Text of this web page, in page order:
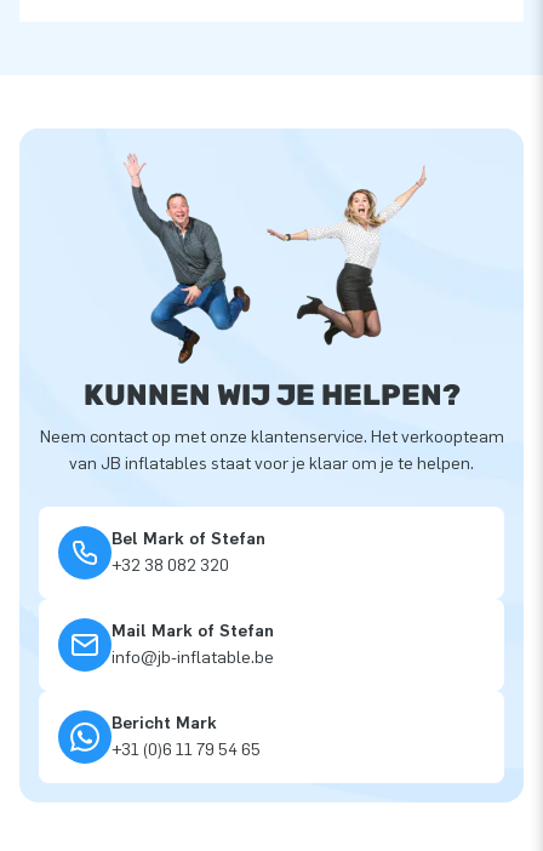
KUNNEN WIJ JE HELPEN?
Neem contact op met onze klantenservice. Het verkoopteam
van JB inflatables staat voor je klaar om je te helpen.
Bel Mark of Stefan
+32 38 082 320
Mail Mark of Stefan
info@jb-inflatable.be
Bericht Mark
+31 (0)6 11 79 54 65